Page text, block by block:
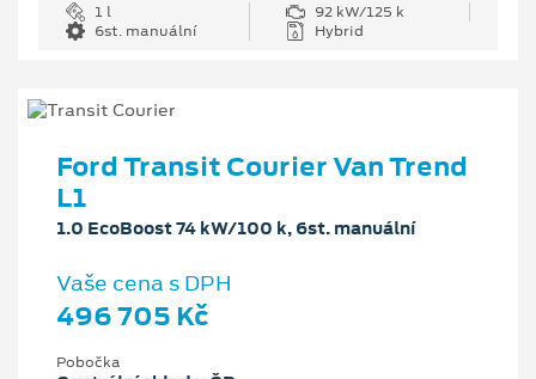
1 l
92 kW/125 k
6st. manuální
Hybrid
Ford Transit Courier Van Trend
L1
1.0 EcoBoost 74 kW/100 k, 6st. manuální
Vaše cena s DPH
496 705 Kč
Pobočka